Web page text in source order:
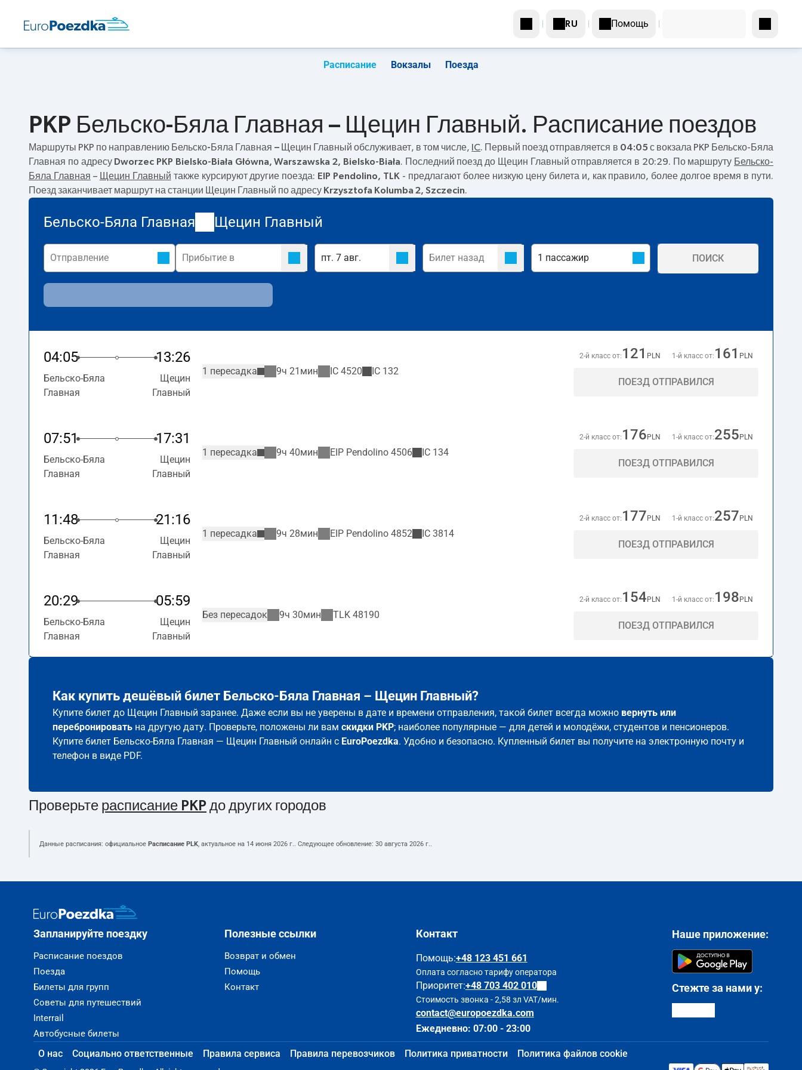
RU Помощь
Расписание Вокзалы Поезда
PKP Бельско-Бяла Главная – Щецин Главный. Расписание поездов
Маршруты PKP по направлению Бельско-Бяла Главная – Щецин Главный обслуживает, в том числе, IC. Первый поезд отправляется в 04:05 с вокзала PKP Бельско-Бяла
Главная по адресу Dworzec PKP Bielsko-Biała Główna, Warszawska 2, Bielsko-Biała. Последний поезд до Щецин Главный отправляется в 20:29. По маршруту Бельско-
Бяла Главная – Щецин Главный также курсируют другие поезда: EIP Pendolino, TLK - предлагают более низкую цену билета и, как правило, более долгое время в пути.
Поезд заканчивает маршрут на станции Щецин Главный по адресу Krzysztofa Kolumba 2, Szczecin.
Бельско-Бяла Главная Щецин Главный
ПОИСК
04:05 13:26
Бельско-Бяла
Главная
Щецин
Главный
1 пересадка 9ч 21мин IC 4520 IC 132
2-й класс от: 121 PLN 1-й класс от: 161 PLN
ПОЕЗД ОТПРАВИЛСЯ
07:51 17:31
Бельско-Бяла
Главная
Щецин
Главный
1 пересадка 9ч 40мин EIP Pendolino 4506 IC 134
2-й класс от: 176 PLN 1-й класс от:255 PLN
ПОЕЗД ОТПРАВИЛСЯ
11:48 21:16
Бельско-Бяла
Главная
Щецин
Главный
1 пересадка 9ч 28мин EIP Pendolino 4852 IC 3814
2-й класс от: 177 PLN 1-й класс от:257 PLN
ПОЕЗД ОТПРАВИЛСЯ
20:29 05:59
Бельско-Бяла
Главная
Щецин
Главный
Без пересадок 9ч 30мин TLK 48190
2-й класс от: 154 PLN 1-й класс от: 198 PLN
ПОЕЗД ОТПРАВИЛСЯ
Как купить дешёвый билет Бельско-Бяла Главная – Щецин Главный?
Купите билет до Щецин Главный заранее. Даже если вы не уверены в дате и времени отправления, такой билет всегда можно вернуть или
перебронировать на другую дату. Проверьте, положены ли вам скидки PKP; наиболее популярные — для детей и молодёжи, студентов и пенсионеров.
Купите билет Бельско-Бяла Главная — Щецин Главный онлайн с EuroPoezdka. Удобно и безопасно. Купленный билет вы получите на электронную почту и
телефон в виде PDF.
Проверьте расписание PKP до других городов
Данные расписания: официальное Расписание PLK, актуальное на 14 июня 2026 г.. Следующее обновление: 30 августа 2026 г..
Запланируйте поездку
Расписание поездов
Поезда
Билеты для групп
Советы для путешествий
Interrail
Автобусные билеты
Полезные ссылки
Возврат и обмен
Помощь
Контакт
Контакт
Помощь:+48 123 451 661
Оплата согласно тарифу оператора
Приоритет:+48 703 402 010
Стоимость звонка - 2,58 зл VAT/мин.
contact@europoezdka.com
Ежедневно: 07:00 - 23:00
Наше приложение:
Стежте за нами у:
О нас Социально ответственные Правила сервиса Правила перевозчиков Политика приватности Политика файлов cookie